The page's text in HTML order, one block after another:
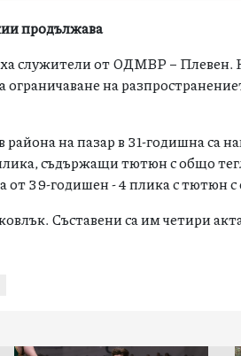
продължава
служители от ОДМВР – Плевен.
ограничаване на
района на пазар в 31-годишна
съдържащи тютюн с общо
от 39-годишен - 4 плика с тютюн
Съставени са им четири